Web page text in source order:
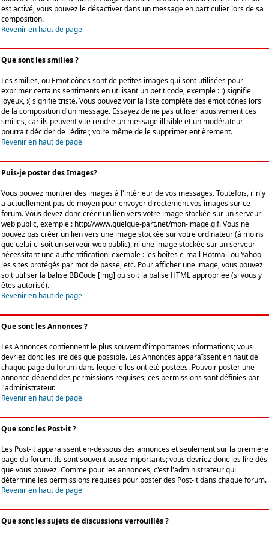
est activé, vous pouvez le désactiver dans un message en particulier lors de sa
composition.
Revenir en haut de page
Que sont les smilies ?
Les smilies, ou Emoticônes sont de petites images qui sont utilisées pour
exprimer certains sentiments en utilisant un petit code, exemple : :) signifie
joyeux, :( signifie triste. Vous pouvez voir la liste complète des émoticônes lors
de la composition d'un message. Essayez de ne pas utiliser abusivement ces
smilies, car ils peuvent vite rendre un message illisible et un modérateur
pourrait décider de l'éditer, voire même de le supprimer entièrement.
Revenir en haut de page
Puis-je poster des Images?
Vous pouvez montrer des images à l'intérieur de vos messages. Toutefois, il n'y
a actuellement pas de moyen pour envoyer directement vos images sur ce
forum. Vous devez donc créer un lien vers votre image stockée sur un serveur
web public, exemple : http://www.quelque-part.net/mon-image.gif. Vous ne
pouvez pas créer un lien vers une image stockée sur votre ordinateur (à moins
que celui-ci soit un serveur web public), ni une image stockée sur un serveur
nécessitant une authentification, exemple : les boîtes e-mail Hotmail ou Yahoo,
les sites protégés par mot de passe, etc. Pour afficher une image, vous pouvez
soit utiliser la balise BBCode [img] ou soit la balise HTML appropriée (si vous y
êtes autorisé).
Revenir en haut de page
Que sont les Annonces ?
Les Annonces contiennent le plus souvent d'importantes informations; vous
devriez donc les lire dès que possible. Les Annonces apparaîssent en haut de
chaque page du forum dans lequel elles ont été postées. Pouvoir poster une
annonce dépend des permissions requises; ces permissions sont définies par
l'administrateur.
Revenir en haut de page
Que sont les Post-it ?
Les Post-it apparaissent en-dessous des annonces et seulement sur la première
page du forum. Ils sont souvent assez importants; vous devriez donc les lire dès
que vous pouvez. Comme pour les annonces, c'est l'administrateur qui
détermine les permissions requises pour poster des Post-it dans chaque forum.
Revenir en haut de page
Que sont les sujets de discussions verrouillés ?